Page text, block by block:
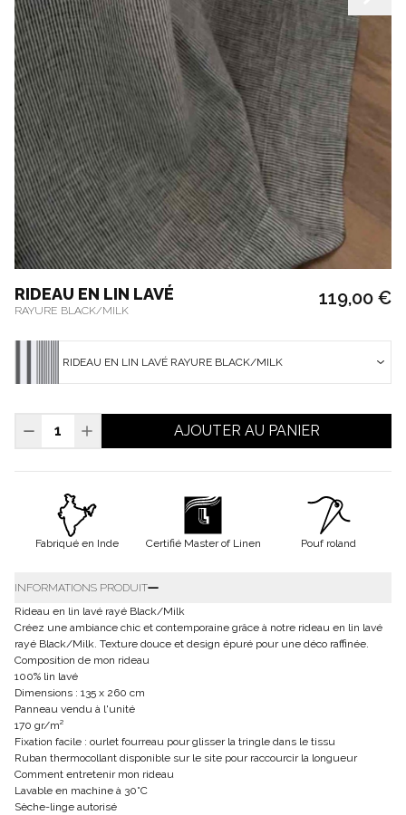
RIDEAU EN LIN LAVÉ
RAYURE BLACK/MILK
119,00 €
RIDEAU EN LIN LAVÉ RAYURE BLACK/MILK
AJOUTER AU PANIER
Fabriqué en Inde Certifié Master of Linen Pouf roland
INFORMATIONS PRODUIT
Rideau en lin lavé rayé Black/Milk
Créez une ambiance chic et contemporaine grâce à notre rideau en lin lavé
rayé Black/Milk. Texture douce et design épuré pour une déco raffinée.
Composition de mon rideau
100% lin lavé
Dimensions : 135 x 260 cm
Panneau vendu à l'unité
170 gr/m²
Fixation facile : ourlet fourreau pour glisser la tringle dans le tissu
Ruban thermocollant disponible sur le site pour raccourcir la longueur
Comment entretenir mon rideau
Lavable en machine à 30°C
Sèche-linge autorisé